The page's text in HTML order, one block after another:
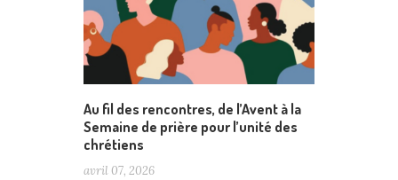
Au fil des rencontres, de l’Avent à la
Semaine de prière pour l’unité des
chrétiens
avril 07, 2026